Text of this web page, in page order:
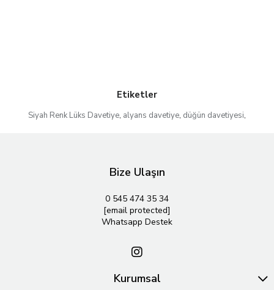
Etiketler
Siyah Renk Lüks Davetiye, alyans davetiye, düğün davetiyesi,
Bize Ulaşın
0 545 474 35 34
[email protected]
Whatsapp Destek
Kurumsal